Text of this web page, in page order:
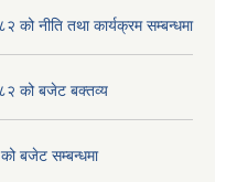
को नीति तथा कार्यक्रम सम्बन्धमा
८२ को बजेट बक्तव्य
बजेट सम्बन्धमा